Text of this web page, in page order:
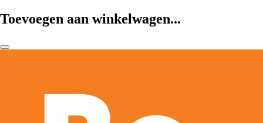
Toevoegen aan winkelwagen...